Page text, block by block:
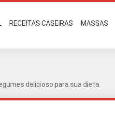
RECEITAS CASEIRAS MASSAS
delicioso para sua dieta